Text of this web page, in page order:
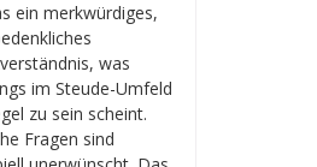
ein merkwürdiges,
was
im Steude-Umfeld
zu sein scheint.
Fragen sind